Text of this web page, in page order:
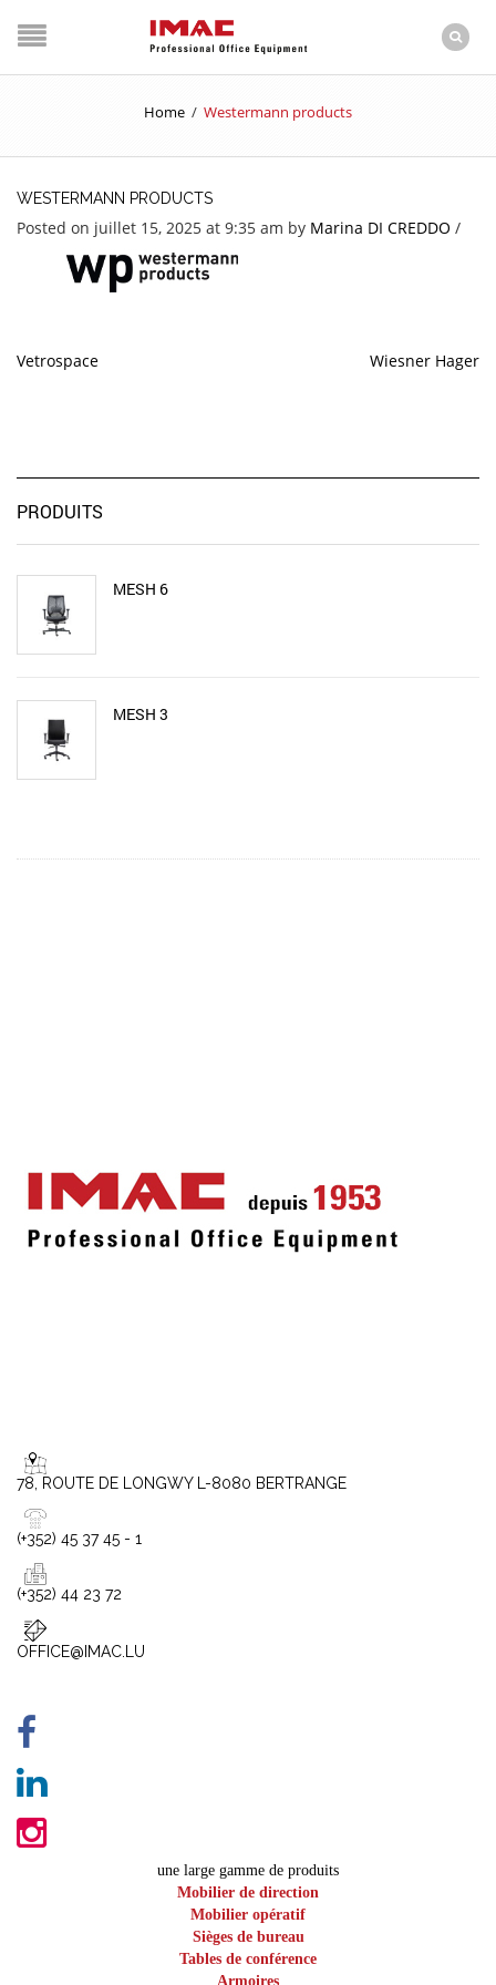
Home / Westermann products
WESTERMANN PRODUCTS
Posted on juillet 15, 2025 at 9:35 am by Marina DI CREDDO /
Vetrospace Wiesner Hager
PRODUITS
MESH 6
MESH 3
78, ROUTE DE LONGWY L-8080 BERTRANGE
(+352) 45 37 45 - 1
(+352) 44 23 72
OFFICE@IMAC.LU
une large gamme de produits
Mobilier de direction
Mobilier opératif
Sièges de bureau
Tables de conférence
Armoires